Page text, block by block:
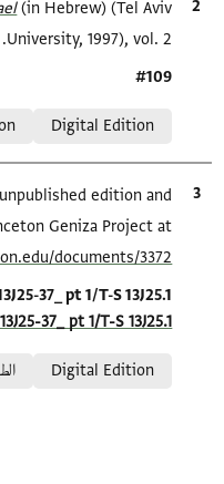
الاقتباس المرجعي
(in Hebrew) (Tel Aviv
University, 1997), vol. 2.
Location in source
#109
Digital Edition
الاقتباس المرجعي
Geniza Project at
documents/3372/
Location in source
37_ pt 1/T-S 13J25.1
37_ pt 1/T-S 13J25.1
Digital Edition